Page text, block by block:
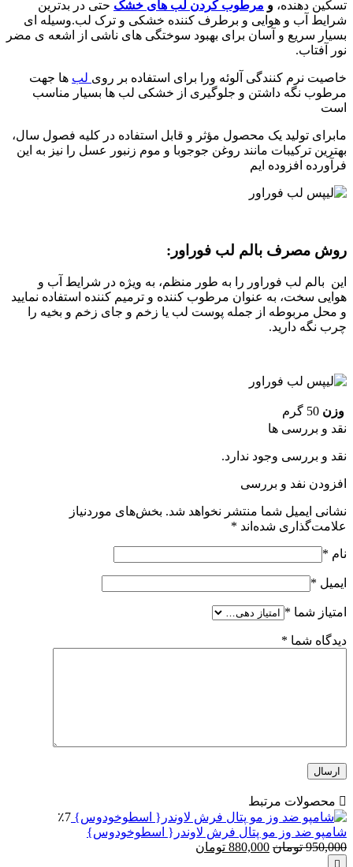
تسکین دهنده،ومرطوب کردن لب های خشکحتی در بدترین
شرایط آب و هوایی و برطرف کننده خشکی و ترک لب.وسیله ای
بسیار سریع و آسان برای بهبود سوختگی های ناشی از اشعه ی مضر
نور آفتاب.
خاصیت نرم کنندگی آلوئه ورا برای استفاده بر رویلبها جهت
مرطوب نگه داشتن و جلوگیری از خشکی لب ها بسیار مناسب
است
مابرای تولید یک محصول مؤثر و قابل استفاده در کلیه فصول سال،
بهترین ترکیبات مانند روغن جوجوبا و موم زنبور عسل را نیز به این
فرآورده افزوده ایم
روش مصرف بالم لب فوراور:
این بالم لب فوراور را به طور منظم، به ویژه در شرایط آب و
هوایی سخت، به عنوان مرطوب کننده و ترمیم کننده استفاده نمایید
و محل مربوطه از جمله پوست لب یا زخم و جای زخم و بخیه را
چرب نگه دارید.
وزن 50 گرم
نقد و بررسی ها
نقد و بررسی وجود ندارد.
افزودن نفد و بررسی
نشانی ایمیل شما منتشر نخواهد شد. بخش‌های موردنیاز
علامت‌گذاری شده‌اند*
نام*
ایمیل *
امتیاز شما*
دیدگاه شما*
محصولات مرتبط
٪7
شامپو ضد وز مو پتال فرش لاوندر{ اسطوخودوس}
950,000 تومان 880,000 تومان